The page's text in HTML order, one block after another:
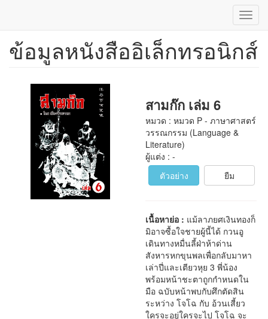
ข้าม
ข้อมูลหนังสืออิเล็กทรอนิกส์
สามก๊ก เล่ม 6
หมวด : หมวด P - ภาษาศาสตร์
วรรณกรรม (Language &
Literature)
ผู้แต่ง : -
ตัวอย่าง
ยืม
เนื้อหาย่อ : แม้ลาภยศเงินทองก็
มิอาจซื้อใจชายผู้นี้ได้ กวนอู
เดินทางหมื่นลี้ฝ่าห้าด่าน
สังหารหกขุนพลเพื่อกลับมาหา
เล่าปี่และเตียวหุย 3 พี่น้อง
พร้อมหน้าชะตาถูกกำหนดใน
มือ ฉบับหน้าพบกับศึกตัดสิน
ระหว่าง โจโฉ กับ อ้วนเสี้ยว
ใครจะอยู่ใครจะไป โจโฉ จะ